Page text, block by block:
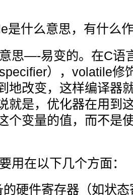
是什么意思，有什么
思—-易变的。在C语
），volatile修
地改变，这样编译器
就是，优化器在用到
个变量的值，而不是
用在以下几个方面：
的硬件寄存器（如状